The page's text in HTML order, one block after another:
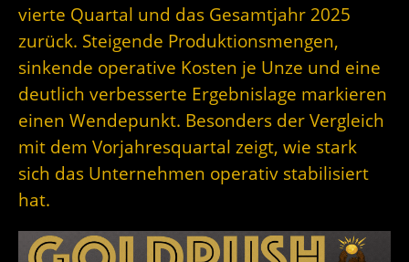
vierte Quartal und das Gesamtjahr 2025
zurück. Steigende Produktionsmengen,
sinkende operative Kosten je Unze und eine
deutlich verbesserte Ergebnislage markieren
einen Wendepunkt. Besonders der Vergleich
mit dem Vorjahresquartal zeigt, wie stark
sich das Unternehmen operativ stabilisiert
hat.